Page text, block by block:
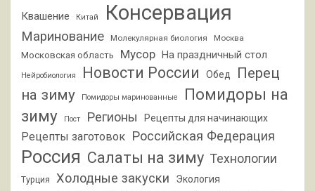
Квашение Китай Консервация
Маринование Молекулярная биология Москва
Московская область Мусор На праздничный стол
Нейробиология Новости России Обед
Перец
на зиму
Помидоры маринованные
Помидоры на
зиму
Пост Регионы Рецепты для начинающих
Рецепты заготовок Российская Федерация
Россия Салаты на зиму Технологии
Турция Холодные закуски Экология